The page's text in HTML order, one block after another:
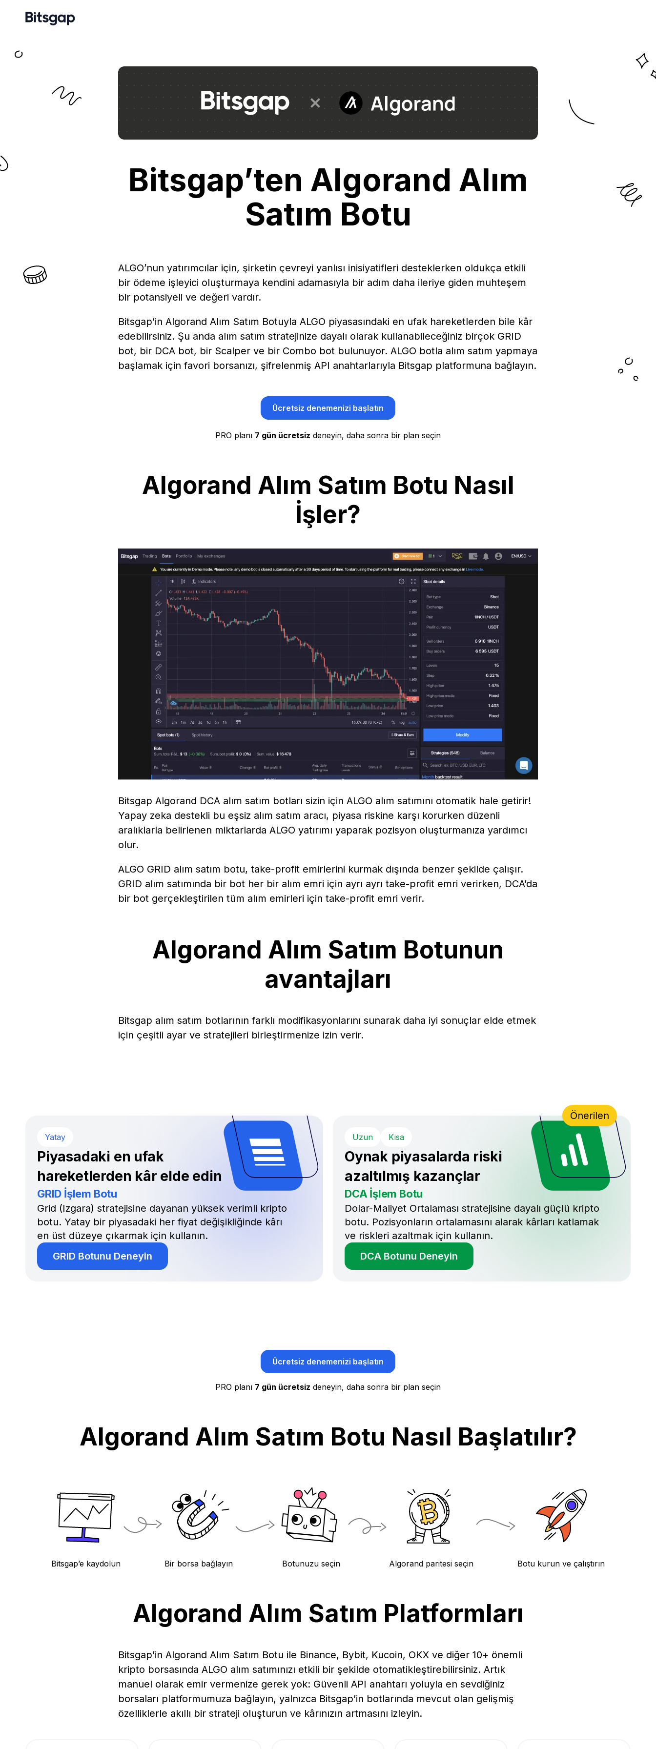
Bitsgap’ten Algorand Alım
Satım Botu
ALGO’nun yatırımcılar için, şirketin çevreyi yanlısı inisiyatifleri desteklerken oldukça etkili
bir ödeme işleyici oluşturmaya kendini adamasıyla bir adım daha ileriye giden muhteşem
bir potansiyeli ve değeri vardır.
Bitsgap’in Algorand Alım Satım Botuyla ALGO piyasasındaki en ufak hareketlerden bile kâr
edebilirsiniz. Şu anda alım satım stratejinize dayalı olarak kullanabileceğiniz birçok GRID
bot, bir DCA bot, bir Scalper ve bir Combo bot bulunuyor. ALGO botla alım satım yapmaya
başlamak için favori borsanızı, şifrelenmiş API anahtarlarıyla Bitsgap platformuna bağlayın.
Ücretsiz denemenizi başlatın
PRO planı 7 gün ücretsiz deneyin, daha sonra bir plan seçin
Algorand Alım Satım Botu Nasıl
İşler?
Bitsgap Algorand DCA alım satım botları sizin için ALGO alım satımını otomatik hale getirir!
Yapay zeka destekli bu eşsiz alım satım aracı, piyasa riskine karşı korurken düzenli
aralıklarla belirlenen miktarlarda ALGO yatırımı yaparak pozisyon oluşturmanıza yardımcı
olur.
ALGO GRID alım satım botu, take-profit emirlerini kurmak dışında benzer şekilde çalışır.
GRID alım satımında bir bot her bir alım emri için ayrı ayrı take-profit emri verirken, DCA’da
bir bot gerçekleştirilen tüm alım emirleri için take-profit emri verir.
Algorand Alım Satım Botunun
avantajları
Bitsgap alım satım botlarının farklı modifikasyonlarını sunarak daha iyi sonuçlar elde etmek
için çeşitli ayar ve stratejileri birleştirmenize izin verir.
Yatay
Piyasadaki en ufak
hareketlerden kâr elde edin
GRID İşlem Botu
Grid (Izgara) stratejisine dayanan yüksek verimli kripto
botu. Yatay bir piyasadaki her fiyat değişikliğinde kârı
en üst düzeye çıkarmak için kullanın.
GRID Botunu Deneyin
Uzun Kısa
Oynak piyasalarda riski
azaltılmış kazançlar
DCA İşlem Botu
Dolar-Maliyet Ortalaması stratejisine dayalı güçlü kripto
botu. Pozisyonların ortalamasını alarak kârları katlamak
ve riskleri azaltmak için kullanın.
DCA Botunu Deneyin
Önerilen
Ücretsiz denemenizi başlatın
PRO planı 7 gün ücretsiz deneyin, daha sonra bir plan seçin
Algorand Alım Satım Botu Nasıl Başlatılır?
Bitsgap’e kaydolun Bir borsa bağlayın Botunuzu seçin Algorand paritesi seçin Botu kurun ve çalıştırın
Algorand Alım Satım Platformları
Bitsgap’in Algorand Alım Satım Botu ile Binance, Bybit, Kucoin, OKX ve diğer 10+ önemli
kripto borsasında ALGO alım satımınızı etkili bir şekilde otomatikleştirebilirsiniz. Artık
manuel olarak emir vermenize gerek yok: Güvenli API anahtarı yoluyla en sevdiğiniz
borsaları platformumuza bağlayın, yalnızca Bitsgap’in botlarında mevcut olan gelişmiş
özelliklerle akıllı bir strateji oluşturun ve kârınızın artmasını izleyin.